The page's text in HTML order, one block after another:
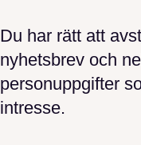
Du har rätt att
nyhetsbrev och
personuppgifter
intresse.